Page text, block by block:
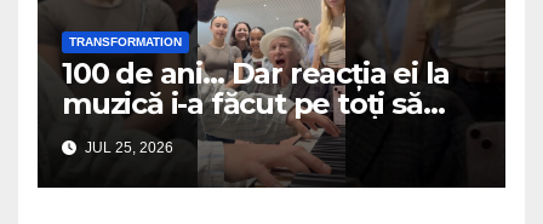
TRANSFORMATION
100 de ani… Dar reacția ei la
muzică i-a făcut pe toți să
plângă
JUL 25, 2026